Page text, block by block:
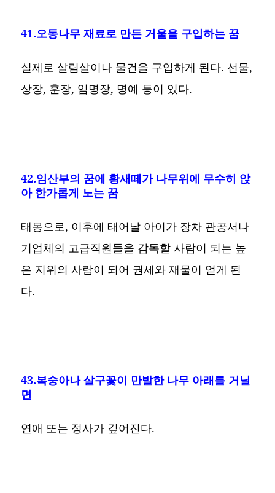
41.오동나무 재료로 만든 거울을 구입하는 꿈
실제로 살림살이나 물건을 구입하게 된다. 선물,
상장, 훈장, 임명장, 명예 등이 있다.
42.임산부의 꿈에 황새떼가 나무위에 무수히 앉
아 한가롭게 노는 꿈
태몽으로, 이후에 태어날 아이가 장차 관공서나
기업체의 고급직원들을 감독할 사람이 되는 높
은 지위의 사람이 되어 권세와 재물이 얻게 된
다.
43.복숭아나 살구꽃이 만발한 나무 아래를 거닐
면
연애 또는 정사가 깊어진다.